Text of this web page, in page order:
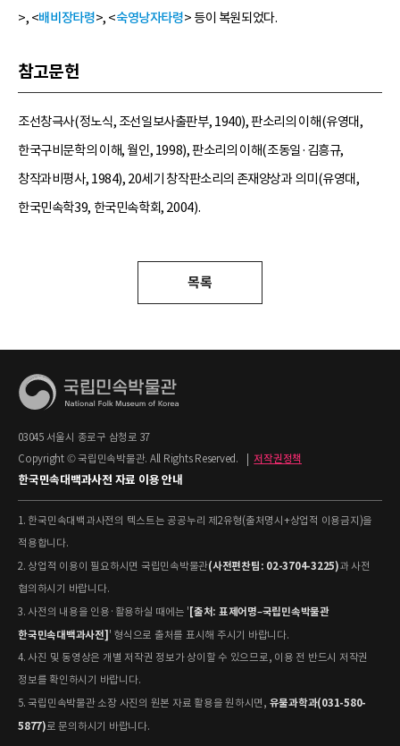
>, <배비장타령>, <숙영낭자타령> 등이 복원되었다.
참고문헌
조선창극사(정노식, 조선일보사출판부, 1940), 판소리의 이해(유영대,
한국구비문학의 이해, 월인, 1998), 판소리의 이해(조동일·김흥규,
창작과비평사, 1984), 20세기 창작판소리의 존재양상과 의미(유영대,
한국민속학39, 한국민속학회, 2004).
목록
03045 서울시 종로구 삼청로 37
Copyright © 국립민속박물관. All Rights Reserved.
저작권정책
한국민속대백과사전 자료 이용 안내
1. 한국민속대백과사전의 텍스트는 공공누리 제2유형(출처명시+상업적 이용금지)을
적용합니다.
2. 상업적 이용이 필요하시면 국립민속박물관(사전편찬팀: 02-3704-3225)과 사전
협의하시기 바랍니다.
3. 사전의 내용을 인용·활용하실 때에는 ' [출처: 표제어명–국립민속박물관
한국민속대백과사전] ' 형식으로 출처를 표시해 주시기 바랍니다.
4. 사진 및 동영상은 개별 저작권 정보가 상이할 수 있으므로, 이용 전 반드시 저작권
정보를 확인하시기 바랍니다.
5. 국립민속박물관 소장 사진의 원본 자료 활용을 원하시면, 유물과학과(031-580-
5877) 로 문의하시기 바랍니다.